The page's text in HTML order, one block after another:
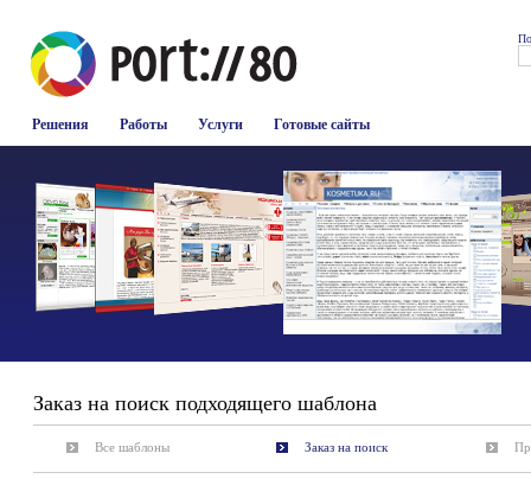
Решения Работы Услуги Готовые сайты
Заказ на поиск подходящего шаблона
Все шаблоны Заказ на поиск